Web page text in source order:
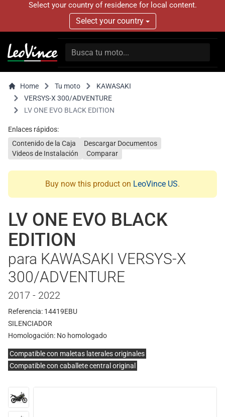
Select your country of residence for local content.
Select your country
Home Tu moto
KAWASAKI
VERSYS-X 300/ADVENTURE
LV ONE EVO BLACK EDITION
Enlaces rápidos:
Contenido de la Caja
Descargar Documentos
Videos de Instalación
Comparar
Buy now this product on LeoVince US.
LV ONE EVO BLACK
EDITION
para KAWASAKI VERSYS-X
300/ADVENTURE
2017 - 2022
Referencia: 14419EBU
SILENCIADOR
Homologación: No homologado
Compatible con maletas laterales originales
Compatible con caballete central original